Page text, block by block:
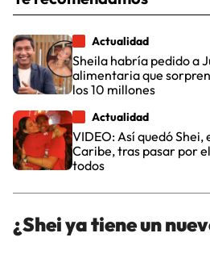
Actualidad
Sheila habría pedido a
alimentaria que
los 10 millones
Actualidad
VIDEO: Así quedó Shei,
Caribe, tras pasar por
todos
¿Shei ya tiene un